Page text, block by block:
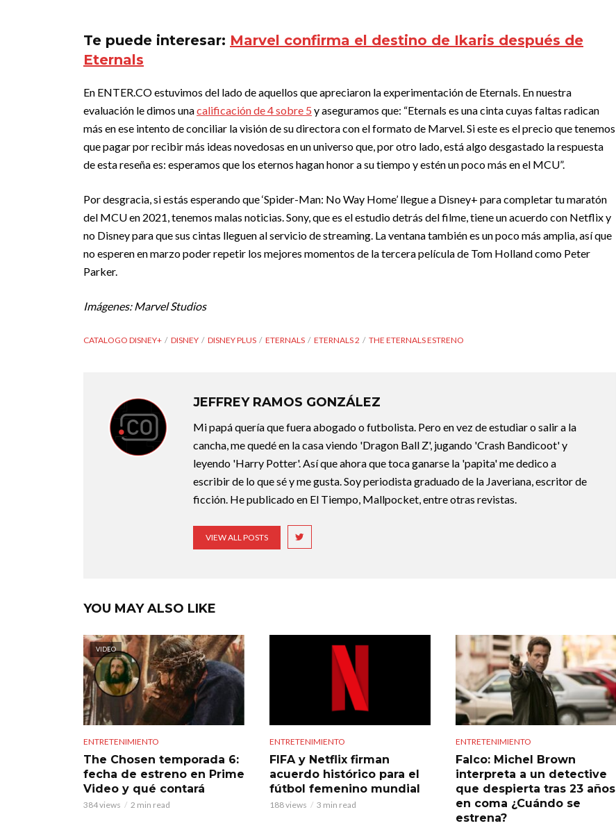
Te puede interesar: Marvel confirma el destino de Ikaris después de
Eternals
En ENTER.CO estuvimos del lado de aquellos que apreciaron la experimentación de Eternals. En nuestra
evaluación le dimos unacalificación de 4 sobre 5 y aseguramos que: “Eternals es una cinta cuyas faltas radican
más en ese intento de conciliar la visión de su directora con el formato de Marvel. Si este es el precio que tenemos
que pagar por recibir más ideas novedosas en un universo que, por otro lado, está algo desgastado la respuesta
de esta reseña es: esperamos que los eternos hagan honor a su tiempo y estén un poco más en el MCU”.
Por desgracia, si estás esperando que ‘Spider-Man: No Way Home’ llegue a Disney+ para completar tu maratón
del MCU en 2021, tenemos malas noticias. Sony, que es el estudio detrás del filme, tiene un acuerdo con Netflix y
no Disney para que sus cintas lleguen al servicio de streaming. La ventana también es un poco más amplia, así que
no esperen en marzo poder repetir los mejores momentos de la tercera película de Tom Holland como Peter
Parker.
Imágenes: Marvel Studios
CATALOGO DISNEY+ DISNEY DISNEY PLUS ETERNALS ETERNALS 2 THE ETERNALS ESTRENO
JEFFREY RAMOS GONZÁLEZ
Mi papá quería que fuera abogado o futbolista. Pero en vez de estudiar o salir a la
cancha, me quedé en la casa viendo 'Dragon Ball Z', jugando 'Crash Bandicoot' y
leyendo 'Harry Potter'. Así que ahora que toca ganarse la 'papita' me dedico a
escribir de lo que sé y me gusta. Soy periodista graduado de la Javeriana, escritor de
ficción. He publicado en El Tiempo, Mallpocket, entre otras revistas.
VIEW ALL POSTS
YOU MAY ALSO LIKE
VIDEO
ENTRETENIMIENTO
The Chosen temporada 6:
fecha de estreno en Prime
Video y qué contará
384 views 2 min read
ENTRETENIMIENTO
FIFA y Netflix firman
acuerdo histórico para el
fútbol femenino mundial
188 views 3 min read
ENTRETENIMIENTO
Falco: Michel Brown
interpreta a un detective
que despierta tras 23 años
en coma ¿Cuándo se
estrena?